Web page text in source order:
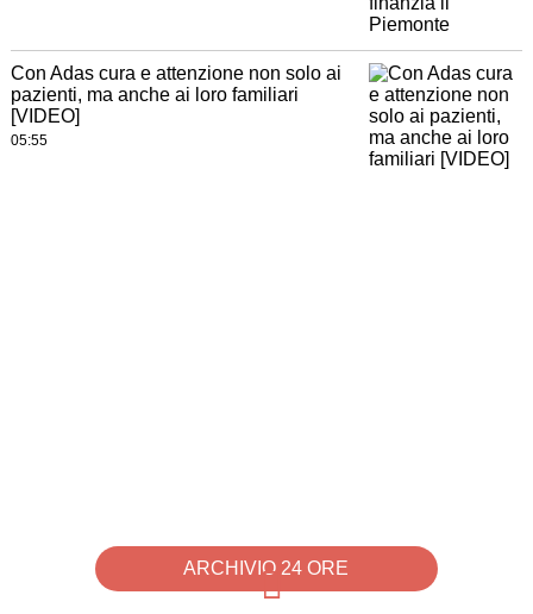
Con Adas cura e attenzione non solo ai
pazienti, ma anche ai loro familiari
[VIDEO]
05:55
ARCHIVIO 24 ORE